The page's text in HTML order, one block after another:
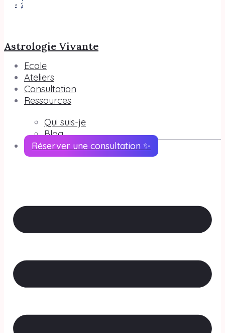
Astrologie Vivante
Ecole
Ateliers
Consultation
Ressources
Qui suis-je
Blog
Réserver une consultation ✨